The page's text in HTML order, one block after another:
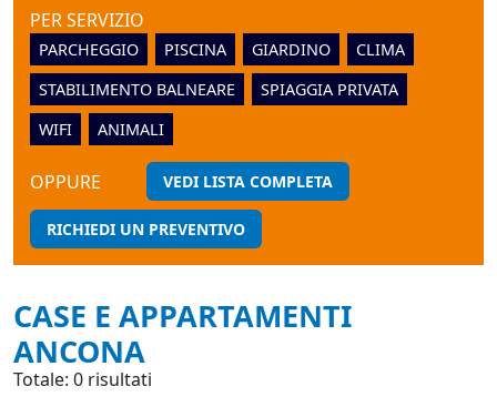
PER SERVIZIO
PARCHEGGIO PISCINA GIARDINO
CLIMA
STABILIMENTO BALNEARE
SPIAGGIA PRIVATA
WIFI
ANIMALI
OPPURE VEDI LISTA COMPLETA
RICHIEDI UN PREVENTIVO
CASE E APPARTAMENTI
ANCONA
Totale: 0 risultati